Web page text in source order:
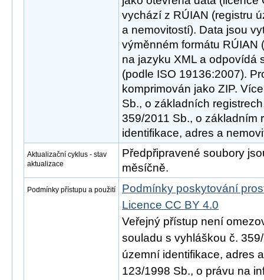
vychází z RÚIAN (registru
a nemovitostí). Data jsou
výměnném formátu RÚIAN
na jazyku XML a odpovídá
(podle ISO 19136:2007).
komprimován jako ZIP.
Sb., o základních
359/2011 Sb., o základním
identifikace, adres a
Aktualizační cyklus - stav
aktualizace
Předpřipravené soubory
měsíčně.
Podmínky přístupu a použití
Podmínky poskytování
Licence CC BY 4.0
Veřejný přístup není
souladu s vyhláškou č.
územní identifikace, adres
123/1998 Sb., o právu na